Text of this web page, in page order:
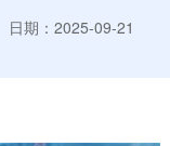
日期：2025-09-21